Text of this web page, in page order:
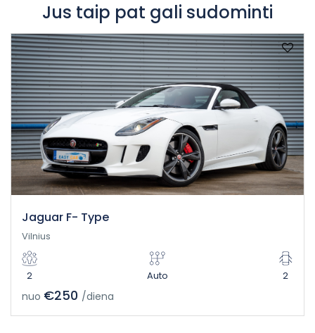
Jus taip pat gali sudominti
Jaguar F- Type
Vilnius
2 Auto 2
nuo €250 /diena